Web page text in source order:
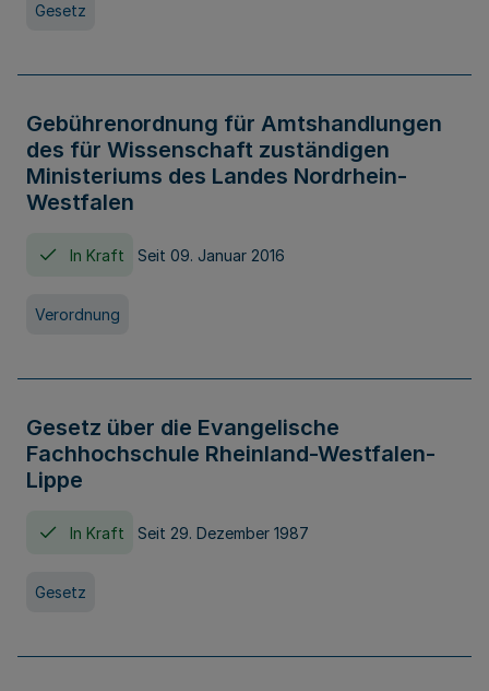
Gesetz
Gebührenordnung für Amtshandlungen
des für Wissenschaft zuständigen
Ministeriums des Landes Nordrhein-
Westfalen
In Kraft Seit 09. Januar 2016
Verordnung
Gesetz über die Evangelische
Fachhochschule Rheinland-Westfalen-
Lippe
In Kraft Seit 29. Dezember 1987
Gesetz